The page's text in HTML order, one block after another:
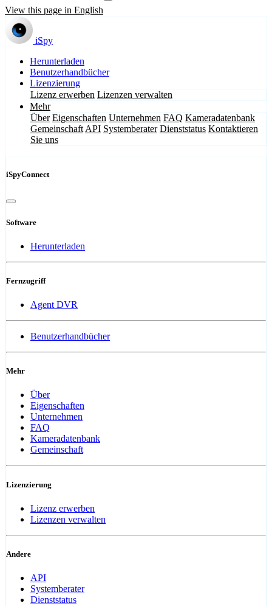
View this page in English
iSpy
Herunterladen
Benutzerhandbücher
Lizenzierung
Lizenz erwerben Lizenzen verwalten
Mehr
Über Eigenschaften Unternehmen FAQ Kameradatenbank
Gemeinschaft API Systemberater Dienststatus Kontaktieren
Sie uns
iSpyConnect
Software
Herunterladen
Fernzugriff
Agent DVR
Benutzerhandbücher
Mehr
Über
Eigenschaften
Unternehmen
FAQ
Kameradatenbank
Gemeinschaft
Lizenzierung
Lizenz erwerben
Lizenzen verwalten
Andere
API
Systemberater
Dienststatus